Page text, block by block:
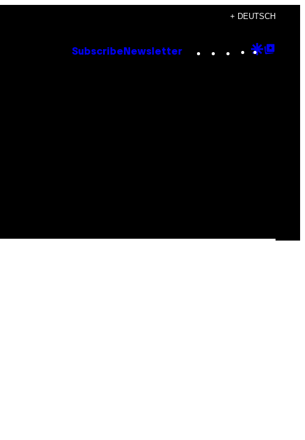
+ DEUTSCH
Subscribe Newsletter Instagram
TikTok
YouTube
Google